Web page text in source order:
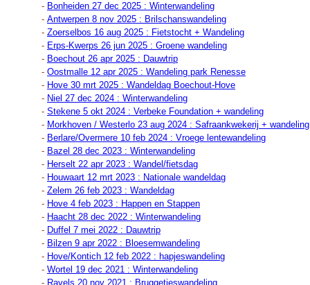
- Bonheiden 27 dec 2025 : Winterwandeling
- Antwerpen 8 nov 2025 : Brilschanswandeling
- Zoerselbos 16 aug 2025 : Fietstocht + Wandeling
- Erps-Kwerps 26 jun 2025 : Groene wandeling
- Boechout 26 apr 2025 : Dauwtrip
- Oostmalle 12 apr 2025 : Wandeling park Renesse
- Hove 30 mrt 2025 : Wandeldag Boechout-Hove
- Niel 27 dec 2024 : Winterwandeling
- Stekene 5 okt 2024 : Verbeke Foundation + wandeling
- Morkhoven / Westerlo 23 aug 2024 : Safraankwekerij + wandeling
- Berlare/Overmere 10 feb 2024 : Vroege lentewandeling
- Bazel 28 dec 2023 : Winterwandeling
- Herselt 22 apr 2023 : Wandel/fietsdag
- Houwaart 12 mrt 2023 : Nationale wandeldag
- Zelem 26 feb 2023 : Wandeldag
- Hove 4 feb 2023 : Happen en Stappen
- Haacht 28 dec 2022 : Winterwandeling
- Duffel 7 mei 2022 : Dauwtrip
- Bilzen 9 apr 2022 : Bloesemwandeling
- Hove/Kontich 12 feb 2022 : hapjeswandeling
- Wortel 19 dec 2021 : Winterwandeling
- Ravels 20 nov 2021 : Bruggetjeswandeling